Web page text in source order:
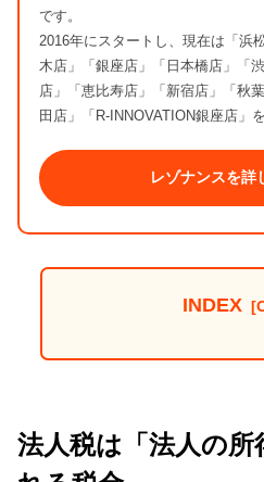
です。
2016年にスタートし、現在は「浜
木店」「銀座店」「日本橋店」「
店」「恵比寿店」「新宿店」「秋
田店」「R-INNOVATION銀座店」を
レゾナンスを詳
INDEX
法人税は「法人の所